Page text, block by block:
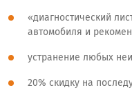
«диагностический
автомобиля и
устранение любых
20% скидку на